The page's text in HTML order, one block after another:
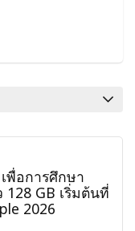
พื่อการศึกษา
128 GB เริ่มต้นที่
2026